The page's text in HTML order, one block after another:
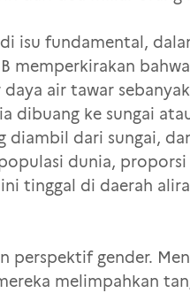
isu fundamental,
memperkirakan
air tawar
dibuang ke sungai
diambil dari sungai,
dunia,
tinggal di daerah
perspektif gender.
melimpahkan